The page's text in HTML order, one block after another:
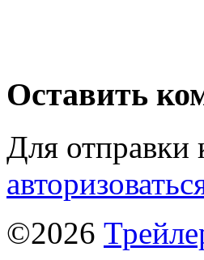
Оставить
Для отправки
©2026